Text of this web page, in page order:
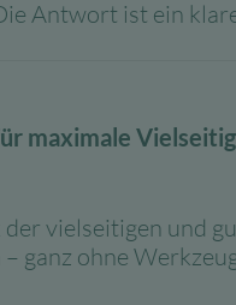
Antwort ist ein
maximale
vielseitigen und
ganz ohne